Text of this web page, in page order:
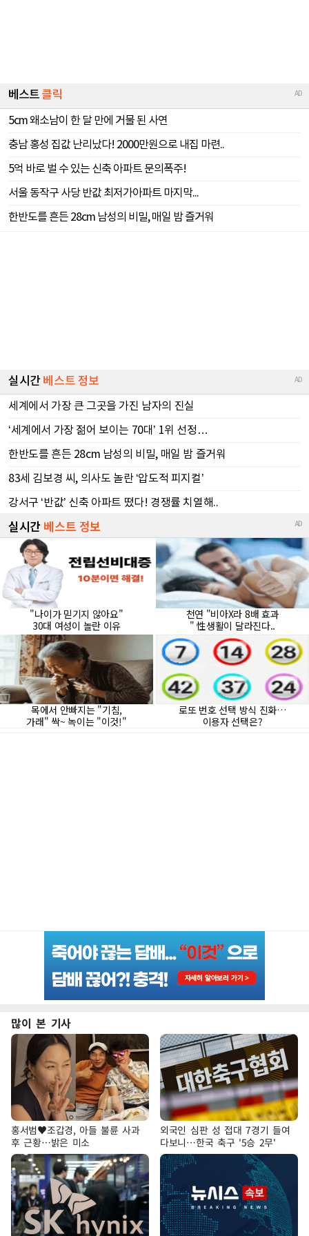
많이 본 기사
홍서범♥조갑경, 아들 불륜 사과
후 근황…밝은 미소
외국인 심판 성 접대 7경기 들여
다보니…한국 축구 '5승 2무'